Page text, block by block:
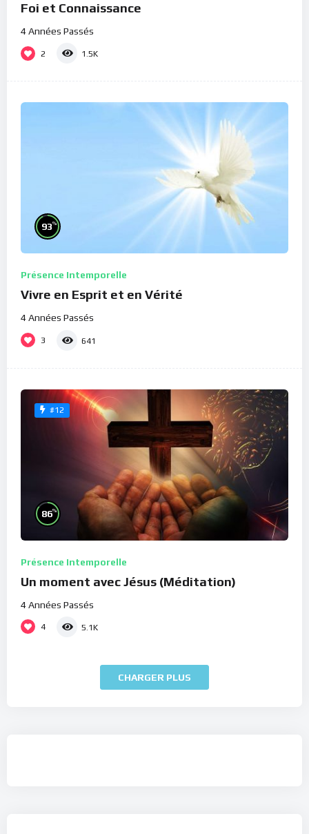
Foi et Connaissance
4 Années Passés
2 1.5K
93%
Présence Intemporelle
Vivre en Esprit et en Vérité
4 Années Passés
3 641
#12
86%
Présence Intemporelle
Un moment avec Jésus (Méditation)
4 Années Passés
4 5.1K
CHARGER PLUS